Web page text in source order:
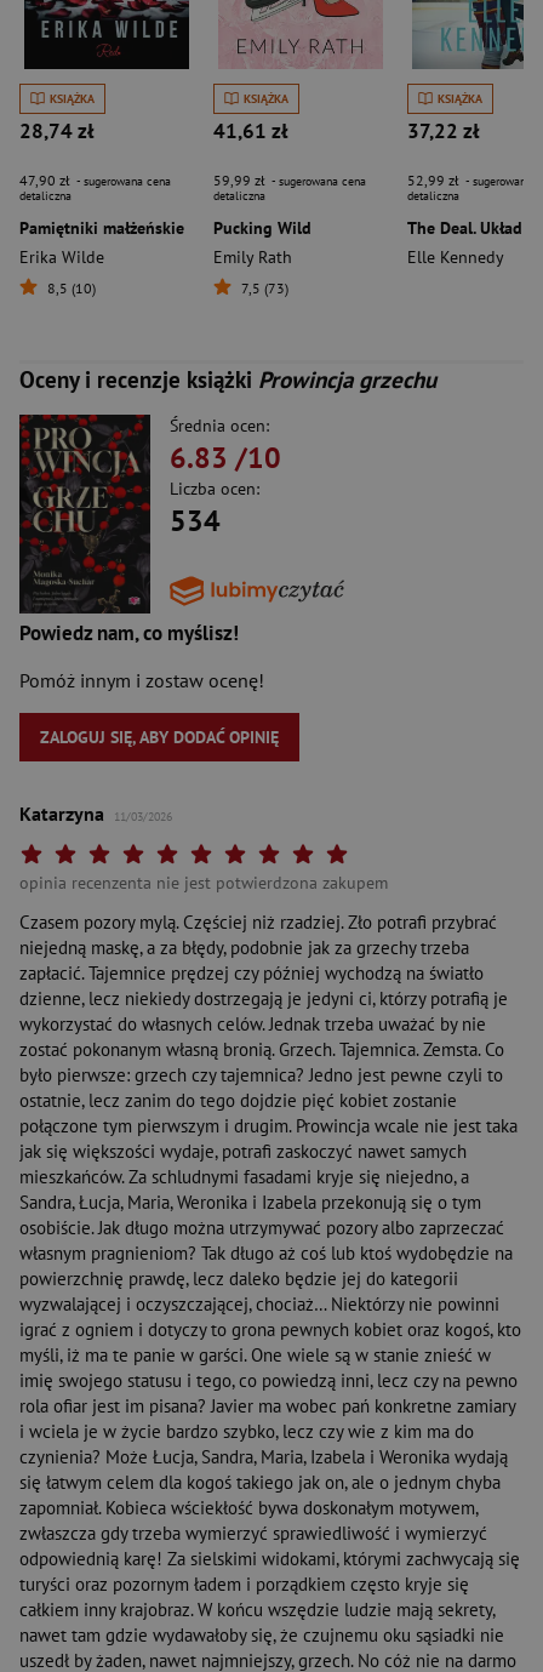
KSIĄŻKA
28,74 zł
47,90 zł - sugerowana cena
detaliczna
Pamiętniki małżeńskie
Erika Wilde
8,5 (10)
KSIĄŻKA
41,61 zł
59,99 zł - sugerowana cena
detaliczna
Pucking Wild
Emily Rath
7,5 (73)
KSIĄŻKA
37,22 zł
52,99 zł - sugerowana
detaliczna
Elle Kennedy
Oceny i recenzje książki Prowincja grzechu
Średnia ocen:
6.83 /10
Liczba ocen:
534
Powiedz nam, co myślisz!
Pomóż innym i zostaw ocenę!
ZALOGUJ SIĘ, ABY DODAĆ OPINIĘ
Katarzyna 11/03/2026
Twoja ocena: Arcydzieło
Twoja ocena: Wybitna 9/10"
Twoja ocena: Rewelacyjna 8/10"
Twoja ocena: Bardzo dobra 7/10"
Twoja ocena: Dobra 6/10"
Twoja ocena: Przeciętna 5/10"
Twoja ocena: Może być 4/10"
Twoja ocena: Słaba 3/10"
Twoja ocena: Bardzo słaba 2/10"
Twoja ocena: Beznadziejna 1/10"
opinia recenzenta nie jest potwierdzona zakupem
Czasem pozory mylą. Częściej niż rzadziej. Zło potrafi przybrać
niejedną maskę, a za błędy, podobnie jak za grzechy trzeba
zapłacić. Tajemnice prędzej czy później wychodzą na światło
dzienne, lecz niekiedy dostrzegają je jedyni ci, którzy potrafią je
wykorzystać do własnych celów. Jednak trzeba uważać by nie
zostać pokonanym własną bronią. Grzech. Tajemnica. Zemsta. Co
było pierwsze: grzech czy tajemnica? Jedno jest pewne czyli to
ostatnie, lecz zanim do tego dojdzie pięć kobiet zostanie
połączone tym pierwszym i drugim. Prowincja wcale nie jest taka
jak się większości wydaje, potrafi zaskoczyć nawet samych
mieszkańców. Za schludnymi fasadami kryje się niejedno, a
Sandra, Łucja, Maria, Weronika i Izabela przekonują się o tym
osobiście. Jak długo można utrzymywać pozory albo zaprzeczać
własnym pragnieniom? Tak długo aż coś lub ktoś wydobędzie na
powierzchnię prawdę, lecz daleko będzie jej do kategorii
wyzwalającej i oczyszczającej, chociaż… Niektórzy nie powinni
igrać z ogniem i dotyczy to grona pewnych kobiet oraz kogoś, kto
myśli, iż ma te panie w garści. One wiele są w stanie znieść w
imię swojego statusu i tego, co powiedzą inni, lecz czy na pewno
rola ofiar jest im pisana? Javier ma wobec pań konkretne zamiary
i wciela je w życie bardzo szybko, lecz czy wie z kim ma do
czynienia? Może Łucja, Sandra, Maria, Izabela i Weronika wydają
się łatwym celem dla kogoś takiego jak on, ale o jednym chyba
zapomniał. Kobieca wściekłość bywa doskonałym motywem,
zwłaszcza gdy trzeba wymierzyć sprawiedliwość i wymierzyć
odpowiednią karę! Za sielskimi widokami, którymi zachwycają się
turyści oraz pozornym ładem i porządkiem często kryje się
całkiem inny krajobraz. W końcu wszędzie ludzie mają sekrety,
nawet tam gdzie wydawałoby się, że czujnemu oku sąsiadki nie
uszedł by żaden, nawet najmniejszy, grzech. No cóż nie na darmo